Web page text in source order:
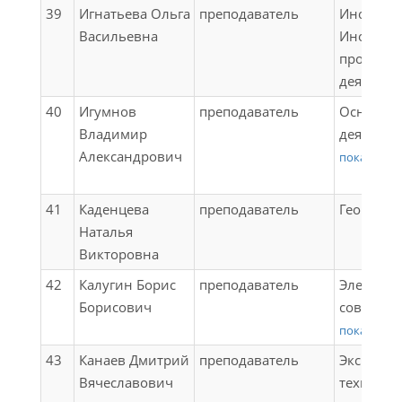
рабочей
вагонов;
39
Игнатьева Ольга
Васильевна
преподаватель
40
Игумнов
Владимир
Александрович
преподаватель
Основы
видам)
состав);
показать
41
Каденцева
Наталья
Викторовна
преподаватель
42
Калугин Борис
Борисович
преподаватель
защиты;
показать
43
Канаев Дмитрий
Вячеславович
преподаватель